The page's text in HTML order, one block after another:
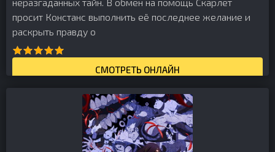
просит Констанс выполнить её последнее желание и
раскрыть правду о
СМОТРЕТЬ ОНЛАЙН